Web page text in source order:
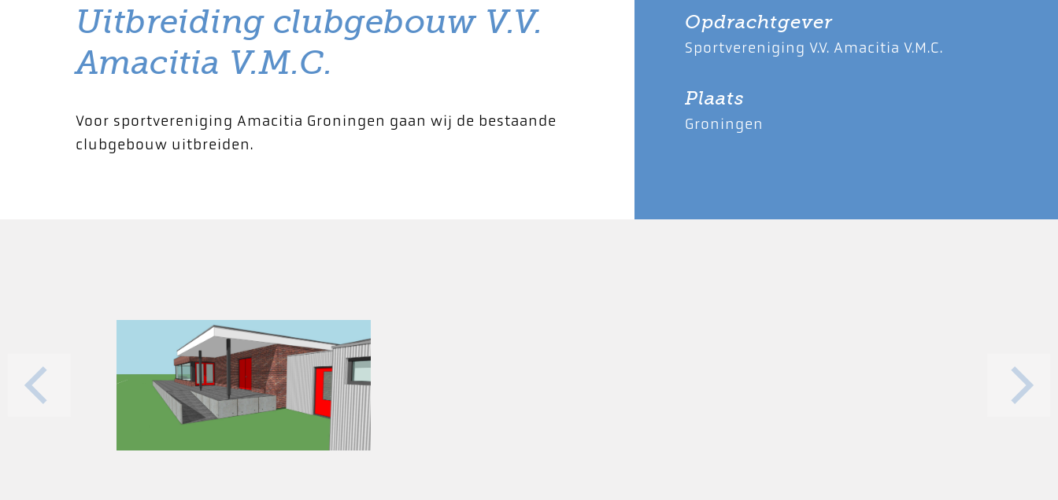
Uitbreiding clubgebouw V.V.
Amacitia V.M.C.
Voor sportvereniging Amacitia Groningen gaan wij de bestaande
clubgebouw uitbreiden.
Opdrachtgever
Sportvereniging V.V. Amacitia V.M.C.
Plaats
Groningen